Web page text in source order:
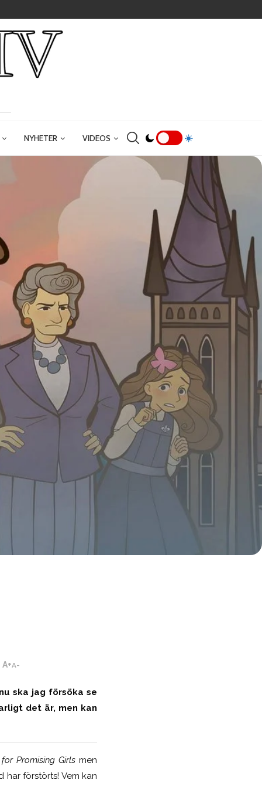
NYHETER VIDEOS
A+A-
ska jag försöka se
det är, men kan
Promising Girls men
har förstörts! Vem kan